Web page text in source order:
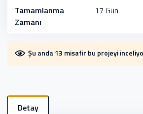
Tamamlanma
Zamanı
: 17 Gün
Şu anda 13 misafir bu projeyi
Detay